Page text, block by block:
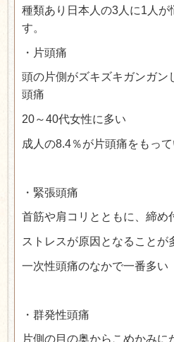
種類あり日本人の3人に1人
す。
・片頭痛
頭の片側がズキズキガンガン
頭痛
20～40代女性に多い
成人の8.4％が片頭痛をもって
・緊張頭痛
首筋や肩コリとともに、締め
ストレスが原因となることが
一次性頭痛のなかで一番多い
・群発性頭痛
片側の目の奥からこめかみに